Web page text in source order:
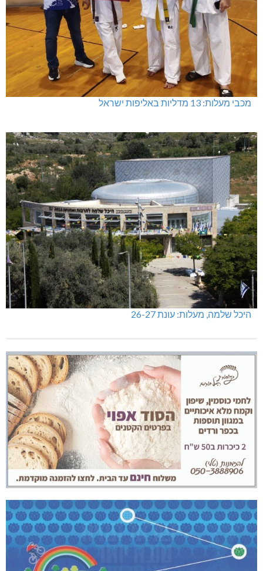
מכבי מעלות: 13 מדליות באליפות ישראל
היכל שלמה, מעלות: עונת 26-27